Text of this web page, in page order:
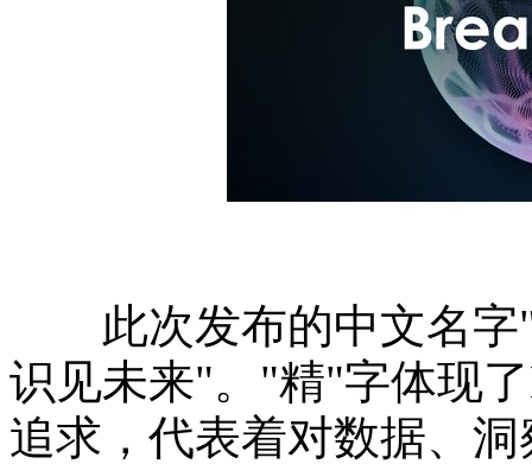
此次发布的中文名字"
识见未来"。"精"字体现了
追求，代表着对数据、